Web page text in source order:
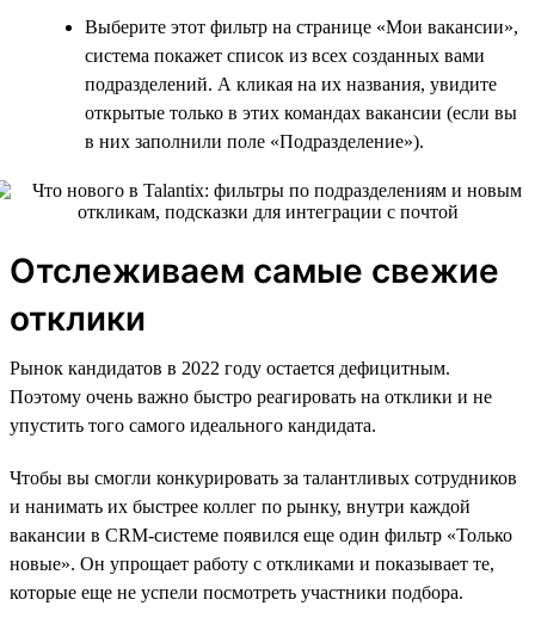
Выберите этот фильтр на странице «Мои вакансии»,
система покажет список из всех созданных вами
подразделений. А кликая на их названия, увидите
открытые только в этих командах вакансии (если вы
в них заполнили поле «Подразделение»).
Отслеживаем самые свежие
отклики
Рынок кандидатов в 2022 году остается дефицитным.
Поэтому очень важно быстро реагировать на отклики и не
упустить того самого идеального кандидата.
Чтобы вы смогли конкурировать за талантливых сотрудников
и нанимать их быстрее коллег по рынку, внутри каждой
вакансии в CRM-системе появился еще один фильтр «Только
новые». Он упрощает работу с откликами и показывает те,
которые еще не успели посмотреть участники подбора.